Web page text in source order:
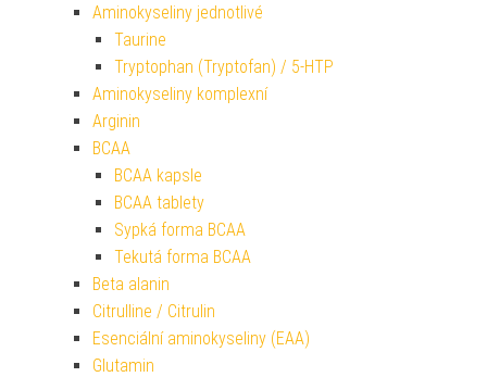
Aminokyseliny jednotlivé
Taurine
Tryptophan (Tryptofan) / 5-HTP
Aminokyseliny komplexní
Arginin
BCAA
BCAA kapsle
BCAA tablety
Sypká forma BCAA
Tekutá forma BCAA
Beta alanin
Citrulline / Citrulin
Esenciální aminokyseliny (EAA)
Glutamin